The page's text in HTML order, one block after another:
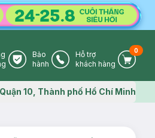
Icon Warranty Icon
Bảo
hành
Phone Icon
Hỗ trợ
khách hàng
Cart
0
Map icon
10, Thành phố Hồ Chí Minh